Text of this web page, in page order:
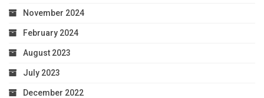
November 2024
February 2024
August 2023
July 2023
December 2022